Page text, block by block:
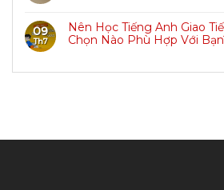
09
Th7
Nên Học Tiếng Anh Giao
Chọn Nào Phù Hợp Với